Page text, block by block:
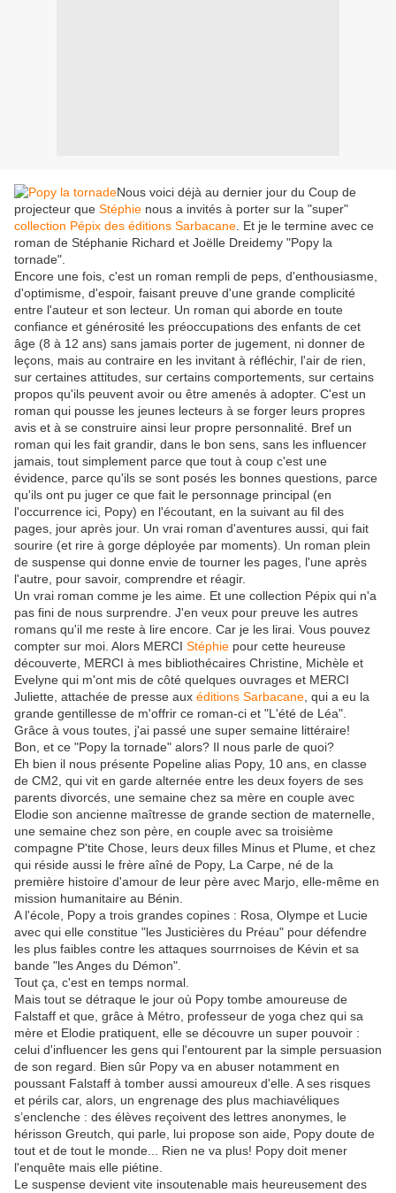
Nous voici déjà au dernier jour du Coup de
projecteur que Stéphie nous a invités à porter sur la "super"
collection Pépix des éditions Sarbacane . Et je le termine avec ce
roman de Stéphanie Richard et Joëlle Dreidemy "Popy la
tornade".
Encore une fois, c'est un roman rempli de peps, d'enthousiasme,
d'optimisme, d'espoir, faisant preuve d'une grande complicité
entre l'auteur et son lecteur. Un roman qui aborde en toute
confiance et générosité les préoccupations des enfants de cet
âge (8 à 12 ans) sans jamais porter de jugement, ni donner de
leçons, mais au contraire en les invitant à réfléchir, l'air de rien,
sur certaines attitudes, sur certains comportements, sur certains
propos qu'ils peuvent avoir ou être amenés à adopter. C'est un
roman qui pousse les jeunes lecteurs à se forger leurs propres
avis et à se construire ainsi leur propre personnalité. Bref un
roman qui les fait grandir, dans le bon sens, sans les influencer
jamais, tout simplement parce que tout à coup c'est une
évidence, parce qu'ils se sont posés les bonnes questions, parce
qu'ils ont pu juger ce que fait le personnage principal (en
l'occurrence ici, Popy) en l'écoutant, en la suivant au fil des
pages, jour après jour. Un vrai roman d'aventures aussi, qui fait
sourire (et rire à gorge déployée par moments). Un roman plein
de suspense qui donne envie de tourner les pages, l'une après
l'autre, pour savoir, comprendre et réagir.
Un vrai roman comme je les aime. Et une collection Pépix qui n'a
pas fini de nous surprendre. J'en veux pour preuve les autres
romans qu'il me reste à lire encore. Car je les lirai. Vous pouvez
compter sur moi. Alors MERCI Stéphie pour cette heureuse
découverte, MERCI à mes bibliothécaires Christine, Michèle et
Evelyne qui m'ont mis de côté quelques ouvrages et MERCI
Juliette, attachée de presse aux éditions Sarbacane , qui a eu la
grande gentillesse de m'offrir ce roman-ci et "L'été de Léa".
Grâce à vous toutes, j'ai passé une super semaine littéraire!
Bon, et ce "Popy la tornade" alors? Il nous parle de quoi?
Eh bien il nous présente Popeline alias Popy, 10 ans, en classe
de CM2, qui vit en garde alternée entre les deux foyers de ses
parents divorcés, une semaine chez sa mère en couple avec
Elodie son ancienne maîtresse de grande section de maternelle,
une semaine chez son père, en couple avec sa troisième
compagne P'tite Chose, leurs deux filles Minus et Plume, et chez
qui réside aussi le frère aîné de Popy, La Carpe, né de la
première histoire d'amour de leur père avec Marjo, elle-même en
mission humanitaire au Bénin.
A l'école, Popy a trois grandes copines : Rosa, Olympe et Lucie
avec qui elle constitue "les Justicières du Préau" pour défendre
les plus faibles contre les attaques sourrnoises de Kévin et sa
bande "les Anges du Démon".
Tout ça, c'est en temps normal.
Mais tout se détraque le jour où Popy tombe amoureuse de
Falstaff et que, grâce à Métro, professeur de yoga chez qui sa
mère et Elodie pratiquent, elle se découvre un super pouvoir :
celui d'influencer les gens qui l'entourent par la simple persuasion
de son regard. Bien sûr Popy va en abuser notamment en
poussant Falstaff à tomber aussi amoureux d'elle. A ses risques
et périls car, alors, un engrenage des plus machiavéliques
s’enclenche : des élèves reçoivent des lettres anonymes, le
hérisson Greutch, qui parle, lui propose son aide, Popy doute de
tout et de tout le monde... Rien ne va plus! Popy doit mener
l'enquête mais elle piétine.
Le suspense devient vite insoutenable mais heureusement des